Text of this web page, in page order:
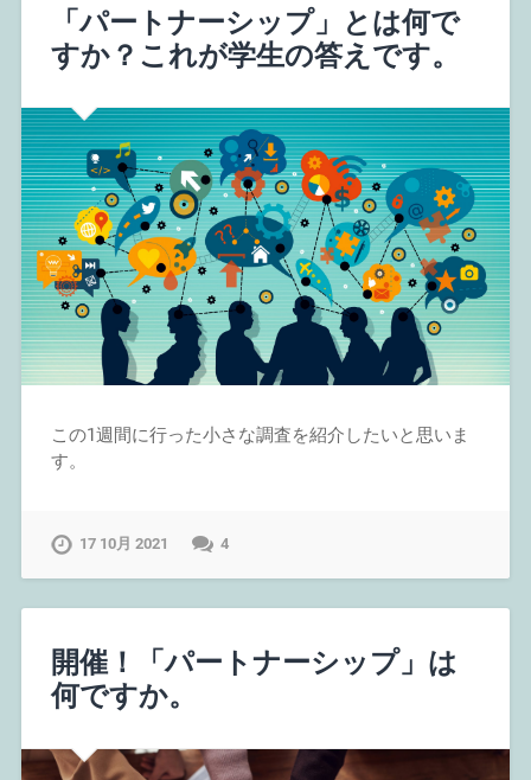
「パートナーシップ」とは何で
すか？これが学生の答えです。
この1週間に行った小さな調査を紹介したいと思いま
す。
17 10月 2021 4
開催！「パートナーシップ」は
何ですか。